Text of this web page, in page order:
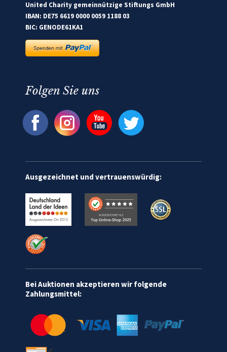
United Charity gemeinnützige Stiftungs GmbH
IBAN: DE75 6619 0000 0059 1188 03
BIC: GENODE61KA1
Folgen Sie uns
Ausgezeichnet und vertrauenswürdig:
Bei Auktionen akzeptieren wir folgende
Zahlungsmittel: